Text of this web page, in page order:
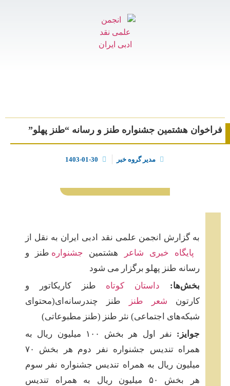
فراخوان هشتمین جشنواره طنز و رسانه “طنز پهلو”
مدیر گروه خبر 1403-01-30
به گزارش انجمن علمی نقد ادبی ایران به نقل از
پایگاه خبری شاعر
هشتمین جشنواره طنز و
رسانه طنز پهلو برگزار می شود
بخش‌ها:
داستان کوتاه طنز کاریکاتور و
کارتون شعر طنز
طنز چندرسانه‌ای(محتوای
شبکه‌های اجتماعی) نثر طنز (طنز مطبوعاتی)
جوایز:
نفر اول هر بخش ۱۰۰ میلیون ریال به
همراه تندیس جشنواره نفر دوم هر بخش ۷۰
میلیون ریال به همراه تندیس جشنواره نفر سوم
هر بخش ۵۰ میلیون ریال به همراه تندیس